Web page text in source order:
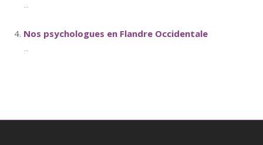
...
Nos psychologues en Flandre Occidentale
...